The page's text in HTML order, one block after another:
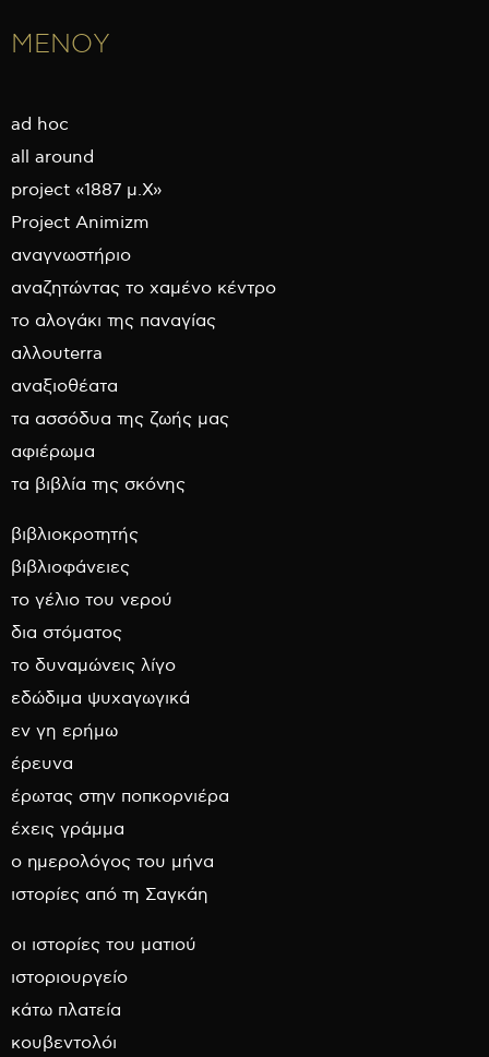
ΜΕΝΟΥ
ad hoc
all around
project «1887 μ.Χ»
Project Animizm
αναγνωστήριο
αναζητώντας το χαμένο κέντρο
το αλογάκι της παναγίας
αλλουterra
αναξιοθέατα
τα ασσόδυα της ζωής μας
αφιέρωμα
τα βιβλία της σκόνης
βιβλιοκροτητής
βιβλιοφάνειες
το γέλιο του νερού
δια στόματος
το δυναμώνεις λίγο
εδώδιμα ψυχαγωγικά
εν γη ερήμω
έρευνα
έρωτας στην ποπκορνιέρα
έχεις γράμμα
ο ημερολόγος του μήνα
ιστορίες από τη Σαγκάη
οι ιστορίες του ματιού
ιστοριουργείο
κάτω πλατεία
κουβεντολόι